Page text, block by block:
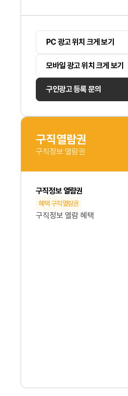
PC 광고 위치 크게 보기
모바일 광고 위치 크게 보기
구인광고 등록 문의
구직열람권
구직정보 열람권
구직정보 열람권
혜택 구직열람권
구직정보 열람 혜택